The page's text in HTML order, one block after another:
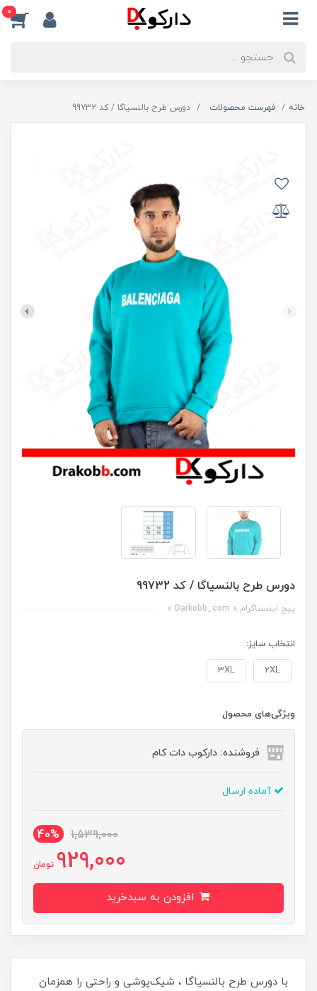
0
خانه فهرست محصولات دورس طرح بالنسیاگا / کد 99732
دورس طرح بالنسیاگا / کد 99732
پیج اینستاگرام « Darkobb_com »
انتخاب سایز:
2XL
3XL
ویژگی‌های محصول
فروشنده: دارکوب دات کام
آماده ارسال
1,539,000
40%
929,000 تومان
با دورس طرح بالنسیاگا ، شیک‌پوشی و راحتی را همزمان